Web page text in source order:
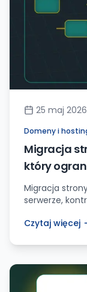
25 maj 2026
Domeny i
Migracja
który
Migracja
serwerze,
Czytaj więcej